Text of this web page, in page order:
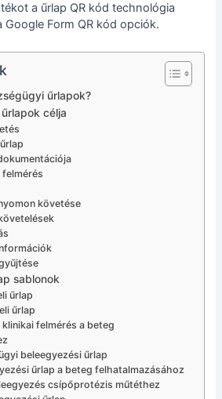
a űrlap QR kód technológia
Google Form QR kód opciók.
űrlapok?
célja
követése
sablonok
űrlap
űrlap
felmérés a beteg
beleegyezési űrlap
űrlap a beteg felhatalmazásához
csípőprotézis műtéthez